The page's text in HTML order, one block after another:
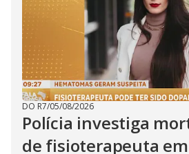
DO R7/05/08/2026
Polícia investiga
de fisioterapeuta em